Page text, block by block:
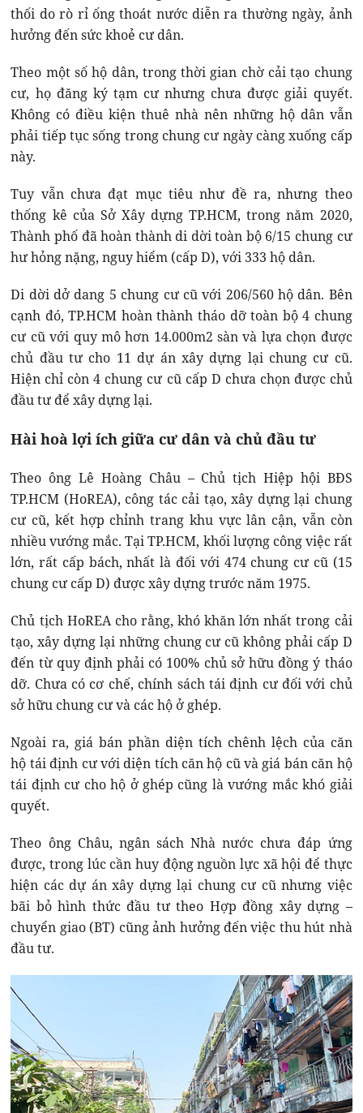
thối do rò rỉ ống thoát nước diễn ra thường ngày, ảnh
hưởng đến sức khoẻ cư dân.
Theo một số hộ dân, trong thời gian chờ cải tạo chung
cư, họ đăng ký tạm cư nhưng chưa được giải quyết.
Không có điều kiện thuê nhà nên những hộ dân vẫn
phải tiếp tục sống trong chung cư ngày càng xuống cấp
này.
Tuy vẫn chưa đạt mục tiêu như đề ra, nhưng theo
thống kê của Sở Xây dựng TP.HCM, trong năm 2020,
Thành phố đã hoàn thành di dời toàn bộ 6/15 chung cư
hư hỏng nặng, nguy hiểm (cấp D), với 333 hộ dân.
Di dời dở dang 5 chung cư cũ với 206/560 hộ dân. Bên
cạnh đó, TP.HCM hoàn thành tháo dỡ toàn bộ 4 chung
cư cũ với quy mô hơn 14.000m2 sàn và lựa chọn được
chủ đầu tư cho 11 dự án xây dựng lại chung cư cũ.
Hiện chỉ còn 4 chung cư cũ cấp D chưa chọn được chủ
đầu tư để xây dựng lại.
Hài hoà lợi ích giữa cư dân và chủ đầu tư
Theo ông Lê Hoàng Châu – Chủ tịch Hiệp hội BĐS
TP.HCM (HoREA), công tác cải tạo, xây dựng lại chung
cư cũ, kết hợp chỉnh trang khu vực lân cận, vẫn còn
nhiều vướng mắc. Tại TP.HCM, khối lượng công việc rất
lớn, rất cấp bách, nhất là đối với 474 chung cư cũ (15
chung cư cấp D) được xây dựng trước năm 1975.
Chủ tịch HoREA cho rằng, khó khăn lớn nhất trong cải
tạo, xây dựng lại những chung cư cũ không phải cấp D
đến từ quy định phải có 100% chủ sở hữu đồng ý tháo
dỡ. Chưa có cơ chế, chính sách tái định cư đối với chủ
sở hữu chung cư và các hộ ở ghép.
Ngoài ra, giá bán phần diện tích chênh lệch của căn
hộ tái định cư với diện tích căn hộ cũ và giá bán căn hộ
tái định cư cho hộ ở ghép cũng là vướng mắc khó giải
quyết.
Theo ông Châu, ngân sách Nhà nước chưa đáp ứng
được, trong lúc cần huy động nguồn lực xã hội để thực
hiện các dự án xây dựng lại chung cư cũ nhưng việc
bãi bỏ hình thức đầu tư theo Hợp đồng xây dựng –
chuyển giao (BT) cũng ảnh hưởng đến việc thu hút nhà
đầu tư.